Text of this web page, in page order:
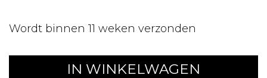
Wordt binnen 11 weken verzonden
IN WINKELWAGEN